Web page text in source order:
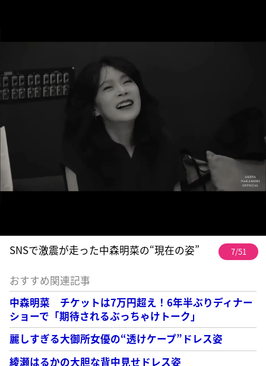
SNSで激震が走った中森明菜の“現在の姿” 7/51
おすすめ関連記事
中森明菜 チケットは7万円超え！6年半ぶりディナー
ショーで「期待されるぶっちゃけトーク」
麗しすぎる大御所女優の“透けケープ”ドレス姿
綾瀬はるかの大胆な背中見せドレス姿